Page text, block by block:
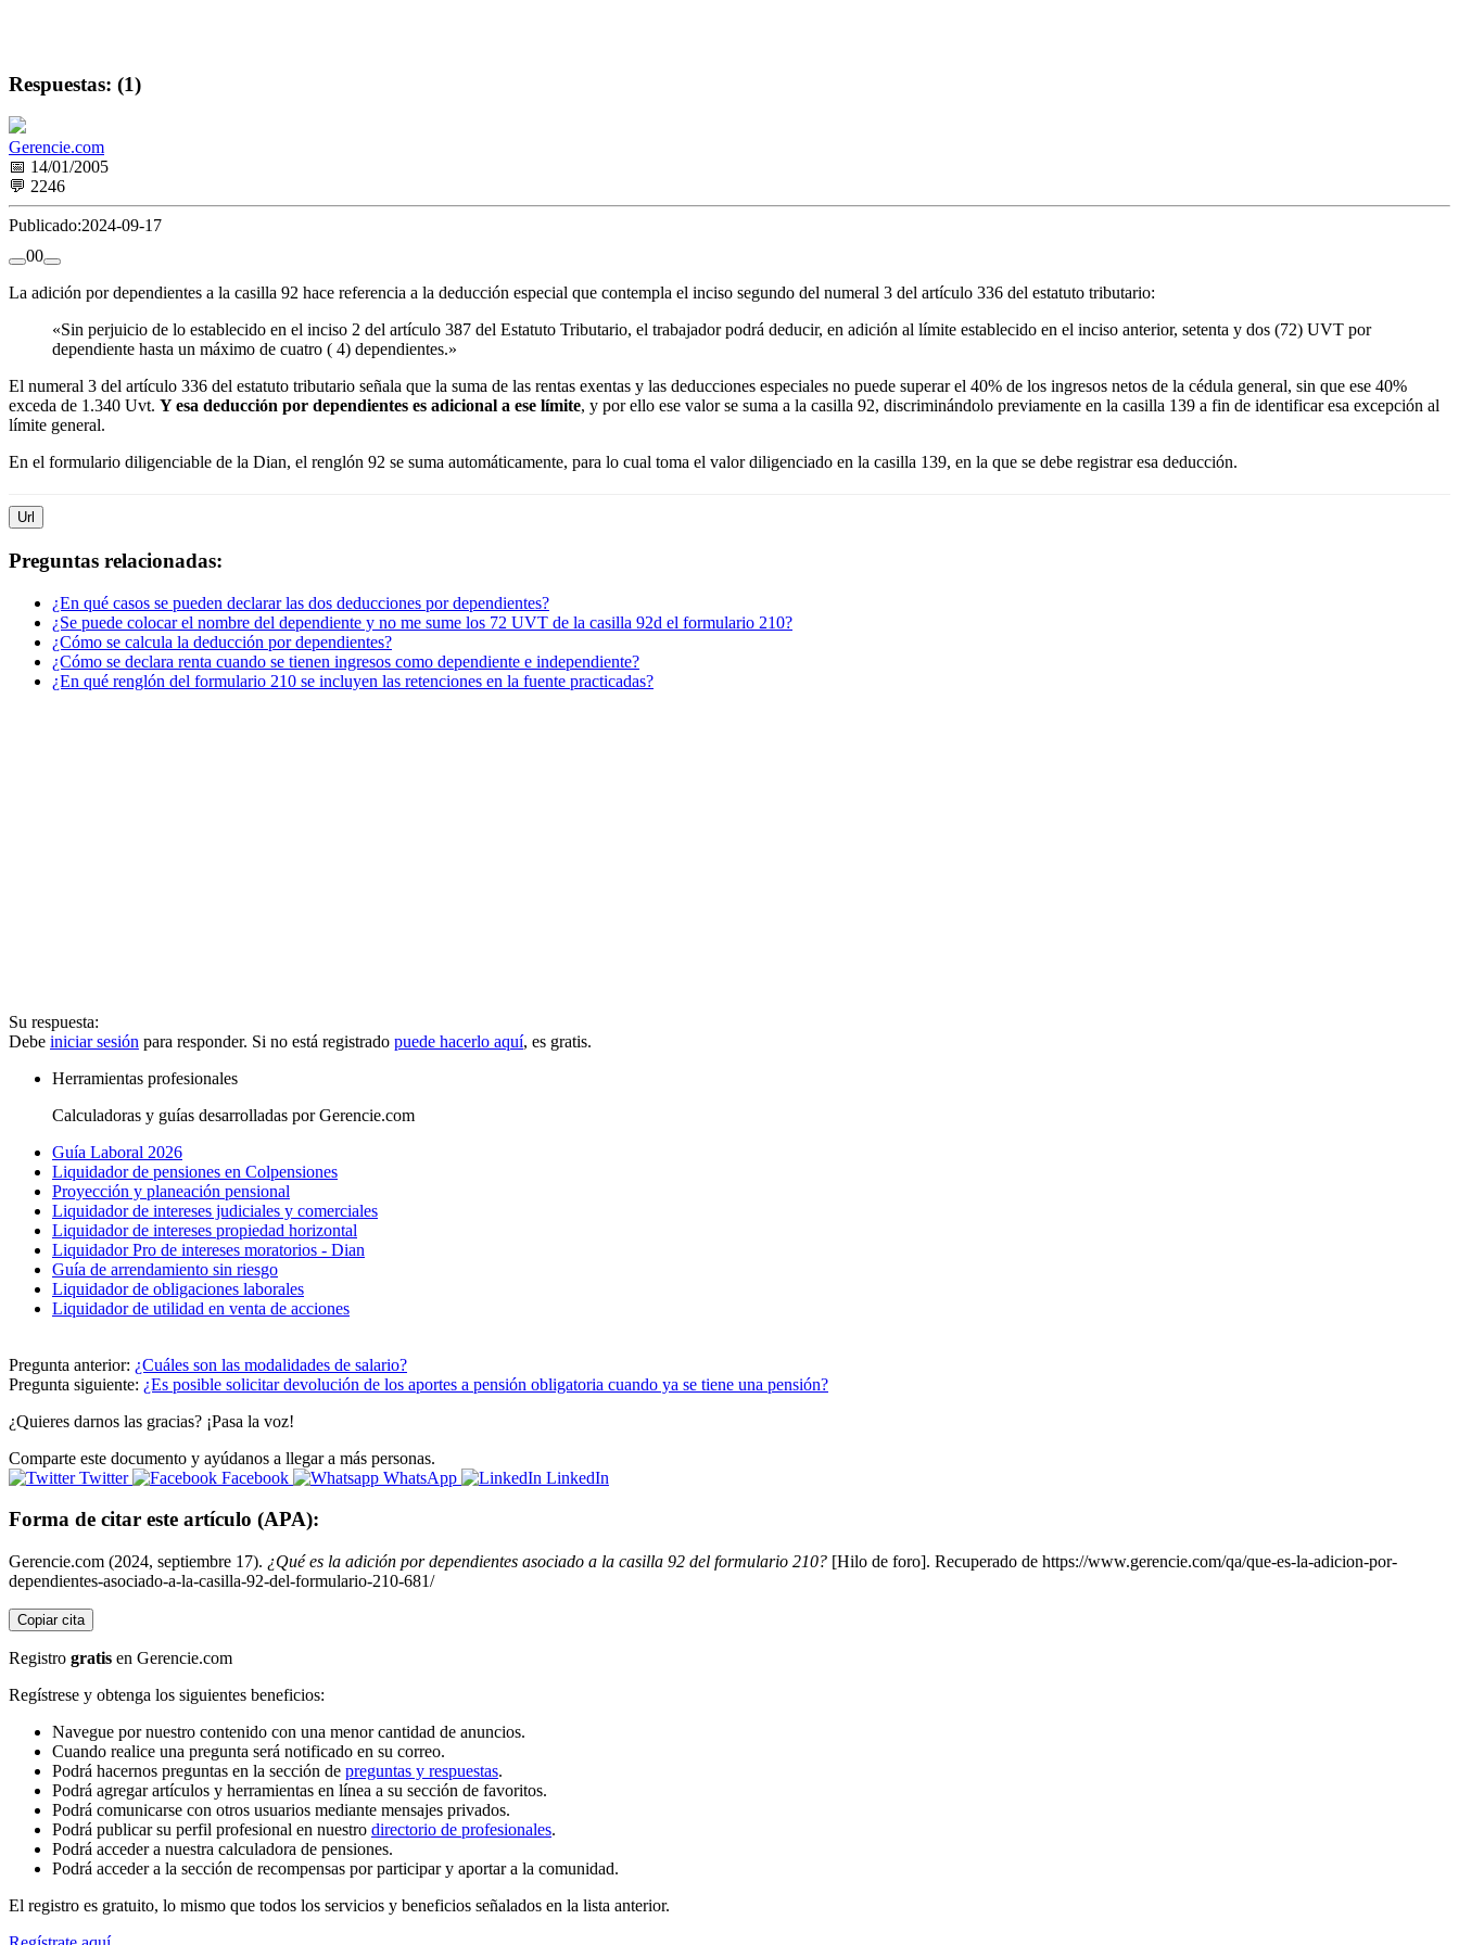
Respuestas: (1)
Gerencie.com
📅 14/01/2005
💬 2246
Publicado:2024-09-17
00
La adición por dependientes a la casilla 92 hace referencia a la deducción especial que contempla el inciso segundo del numeral 3 del artículo 336 del estatuto tributario:
«Sin perjuicio de lo establecido en el inciso 2 del artículo 387 del Estatuto Tributario, el trabajador podrá deducir, en adición al límite establecido en el inciso anterior, setenta y dos (72) UVT por
dependiente hasta un máximo de cuatro ( 4) dependientes.»
El numeral 3 del artículo 336 del estatuto tributario señala que la suma de las rentas exentas y las deducciones especiales no puede superar el 40% de los ingresos netos de la cédula general, sin que ese 40%
exceda de 1.340 Uvt. Y esa deducción por dependientes es adicional a ese límite, y por ello ese valor se suma a la casilla 92, discriminándolo previamente en la casilla 139 a fin de identificar esa excepción al
límite general.
En el formulario diligenciable de la Dian, el renglón 92 se suma automáticamente, para lo cual toma el valor diligenciado en la casilla 139, en la que se debe registrar esa deducción.
Url
Preguntas relacionadas:
¿En qué casos se pueden declarar las dos deducciones por dependientes?
¿Se puede colocar el nombre del dependiente y no me sume los 72 UVT de la casilla 92d el formulario 210?
¿Cómo se calcula la deducción por dependientes?
¿Cómo se declara renta cuando se tienen ingresos como dependiente e independiente?
¿En qué renglón del formulario 210 se incluyen las retenciones en la fuente practicadas?
Su respuesta:
Debe iniciar sesión para responder. Si no está registrado puede hacerlo aquí, es gratis.
Herramientas profesionales
Calculadoras y guías desarrolladas por Gerencie.com
Guía Laboral 2026
Liquidador de pensiones en Colpensiones
Proyección y planeación pensional
Liquidador de intereses judiciales y comerciales
Liquidador de intereses propiedad horizontal
Liquidador Pro de intereses moratorios - Dian
Guía de arrendamiento sin riesgo
Liquidador de obligaciones laborales
Liquidador de utilidad en venta de acciones
Pregunta anterior: ¿Cuáles son las modalidades de salario?
Pregunta siguiente: ¿Es posible solicitar devolución de los aportes a pensión obligatoria cuando ya se tiene una pensión?
¿Quieres darnos las gracias? ¡Pasa la voz!
Comparte este documento y ayúdanos a llegar a más personas.
Twitter
Facebook WhatsApp LinkedIn
Forma de citar este artículo (APA):
Gerencie.com (2024, septiembre 17). ¿Qué es la adición por dependientes asociado a la casilla 92 del formulario 210? [Hilo de foro]. Recuperado de https://www.gerencie.com/qa/que-es-la-adicion-por-
dependientes-asociado-a-la-casilla-92-del-formulario-210-681/
Copiar cita
Registro gratis en Gerencie.com
Regístrese y obtenga los siguientes beneficios:
Navegue por nuestro contenido con una menor cantidad de anuncios.
Cuando realice una pregunta será notificado en su correo.
Podrá hacernos preguntas en la sección de preguntas y respuestas.
Podrá agregar artículos y herramientas en línea a su sección de favoritos.
Podrá comunicarse con otros usuarios mediante mensajes privados.
Podrá publicar su perfil profesional en nuestro directorio de profesionales.
Podrá acceder a nuestra calculadora de pensiones.
Podrá acceder a la sección de recompensas por participar y aportar a la comunidad.
El registro es gratuito, lo mismo que todos los servicios y beneficios señalados en la lista anterior.